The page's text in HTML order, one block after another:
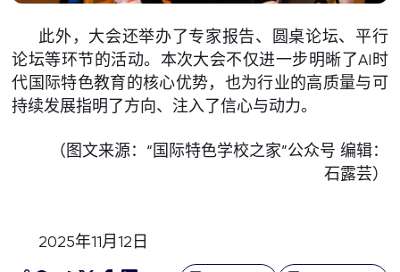
此外，大会还举办了专家报告、圆桌论坛、平行
论坛等环节的活动。本次大会不仅进一步明晰了AI时
代国际特色教育的核心优势，也为行业的高质量与可
持续发展指明了方向、注入了信心与动力。
（图文来源：“国际特色学校之家”公众号 编辑：
石露芸）
2025年11月12日